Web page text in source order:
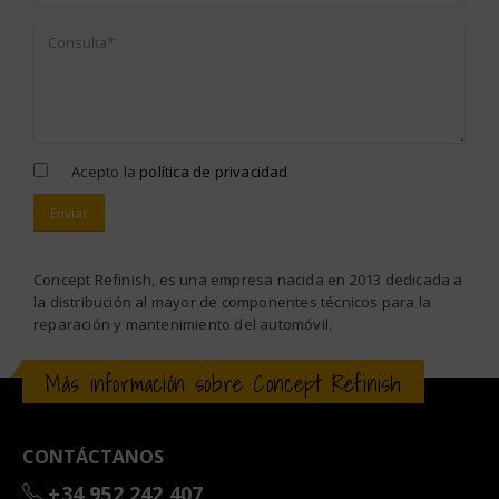
Acepto la política de privacidad
Concept Refinish, es una empresa nacida en 2013 dedicada a
la distribución al mayor de componentes técnicos para la
reparación y mantenimiento del automóvil.
Más información sobre Concept Refinish
CONTÁCTANOS
+34 952 242 407